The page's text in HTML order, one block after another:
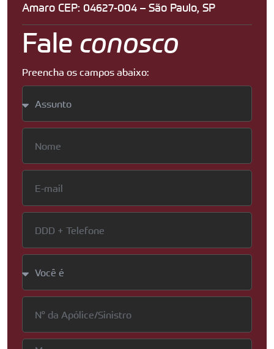
Amaro CEP: 04627-004 – São Paulo, SP
Fale conosco
Preencha os campos abaixo: